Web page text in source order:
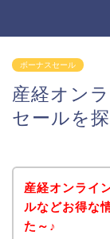
ボーナスセール
産経オン
セールを
産経オンライ
ルなどお得な
た～♪